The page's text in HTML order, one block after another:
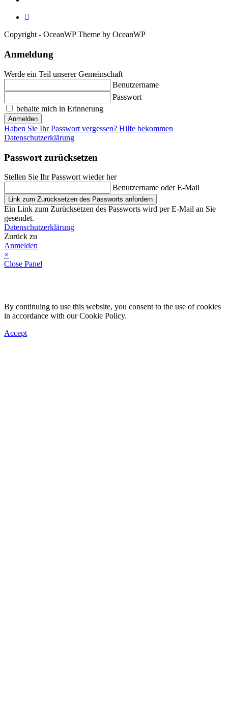
Copyright - OceanWP Theme by OceanWP
Anmeldung
Werde ein Teil unserer Gemeinschaft
Benutzername
Passwort
behalte mich in Erinnerung
Anmelden
Haben Sie Ihr Passwort vergessen? Hilfe bekommen
Datenschutzerklärung
Passwort zurücksetzen
Stellen Sie Ihr Passwort wieder her
Benutzername oder E-Mail
Link zum Zurücksetzen des Passworts anfordern
Ein Link zum Zurücksetzen des Passworts wird per E-Mail an Sie
gesendet.
Datenschutzerklärung
Zurück zu
Anmelden
×
Close Panel
By continuing to use this website, you consent to the use of cookies
in accordance with our Cookie Policy.
Accept